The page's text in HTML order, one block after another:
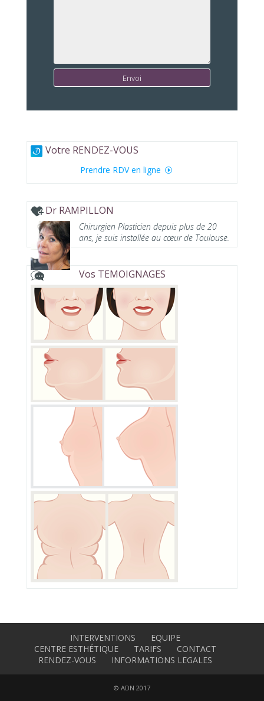
Envoi
Votre RENDEZ-VOUS
Prendre RDV en ligne
Dr RAMPILLON
Chirurgien Plasticien depuis plus de 20
ans, je suis installée au cœur de Toulouse.
Vos TEMOIGNAGES
INTERVENTIONS
EQUIPE
CENTRE ESTHÉTIQUE
TARIFS
CONTACT
RENDEZ-VOUS
INFORMATIONS LEGALES
© ADN 2017